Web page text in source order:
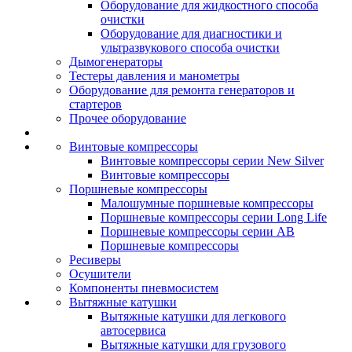
Оборудование для жидкостного способа
очистки
Оборудование для диагностики и
ультразвукового способа очистки
Дымогенераторы
Тестеры давления и манометры
Оборудование для ремонта генераторов и
стартеров
Прочее оборудование
Винтовые компрессоры
Винтовые компрессоры серии New Silver
Винтовые компрессоры
Поршневые компрессоры
Малошумные поршневые компрессоры
Поршневые компрессоры серии Long Life
Поршневые компрессоры серии AB
Поршневые компрессоры
Ресиверы
Осушители
Компоненты пневмосистем
Вытяжные катушки
Вытяжные катушки для легкового
автосервиса
Вытяжные катушки для грузового